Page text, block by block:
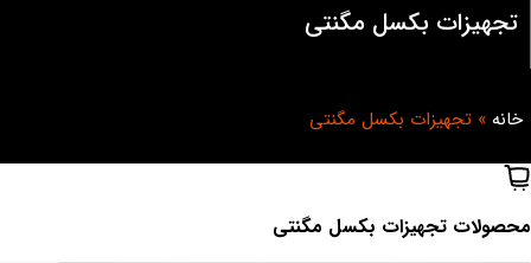
تجهیزات بکسل مگنتی
خانه » تجهیزات بکسل مگنتی
محصولات ‌تجهیزات بکسل مگنتی